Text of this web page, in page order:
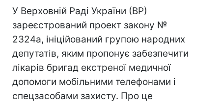
У Верховній Раді України (ВР)
зареєстрований проект закону №
2324а, ініційований групою народних
депутатів, яким пропонує забезпечити
лікарів бригад екстреної медичної
допомоги мобільними телефонами і
спецзасобами захисту. Про це